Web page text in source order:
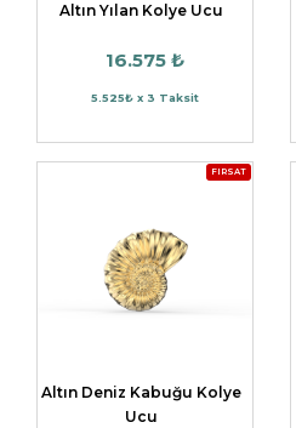
Altın Yılan Kolye Ucu
16.575 ₺
5.525₺ x 3 Taksit
FIRSAT
Altın Deniz Kabuğu Kolye
Ucu